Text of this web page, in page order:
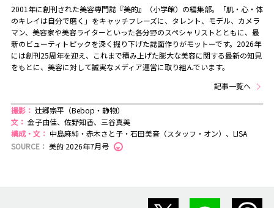
2001年に創刊された美容専門誌『美的』（小学館）の編集部。「肌・心・体
のキレイは自分で磨く」をキャッチフレーズに、タレント、モデル、カメラ
マン、美容家や美容ライターといった各分野のスペシャリストとともに、最
新のビューティトピックを深く掘り下げた誌面作りがモットーです。2026年
には創刊25周年を迎え、これまで積み上げた膨大な美容に関する最新の知見
をもとに、美容に対して誠実なメディア運営に取り組んでいます。
記事一覧へ
撮影： 辻郷宗平（Bebop・静物）
文： 金子由佳、佐野知香、三谷真美
構成・文： 中島麻純・赤木さと子・石田美音（スタッフ・オン）、LISA
SOURCE： 美的 2026年7月号